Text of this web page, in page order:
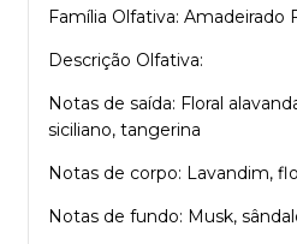
Família Olfativa: Amadeirado
Descrição Olfativa:
Notas de saída: Floral
siciliano, tangerina
Notas de corpo: Lavandim,
Notas de fundo: Musk,